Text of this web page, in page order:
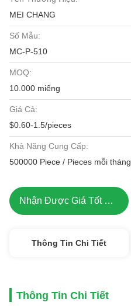
MEI CHANG
Số Mẫu:
MC-P-510
MOQ:
10.000 miếng
Giá Cả:
$0.60-1.5/pieces
Khả Năng Cung Cấp:
500000 Piece / Pieces mỗi tháng
Nhận Được Giá Tốt Nhất
Thông Tin Chi Tiết
Thông Tin Chi Tiết